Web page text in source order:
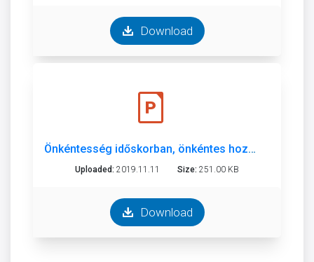
Download
Önkéntesség időskorban, önkéntes hozzájárulás az aktív időskorért
Uploaded: 2019.11.11 Size: 251.00 KB
Download